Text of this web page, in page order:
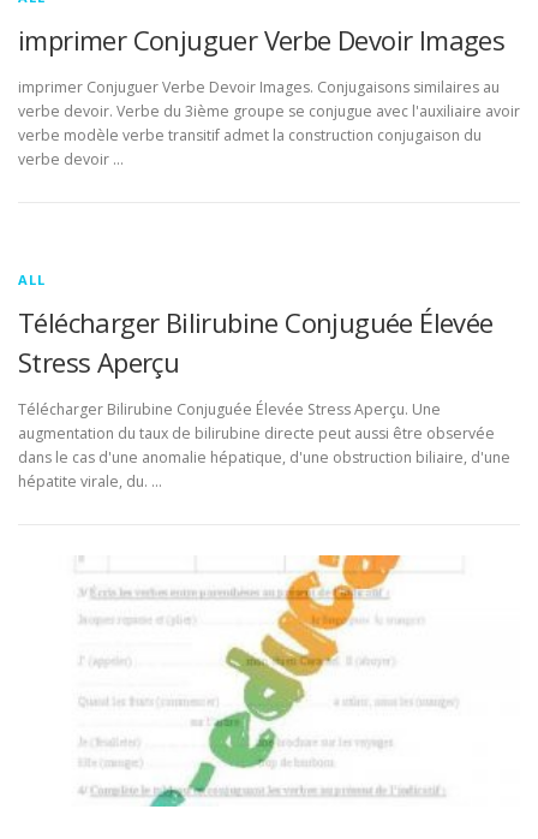
imprimer Conjuguer Verbe Devoir Images
imprimer Conjuguer Verbe Devoir Images. Conjugaisons similaires au
verbe devoir. Verbe du 3ième groupe se conjugue avec l'auxiliaire avoir
verbe modèle verbe transitif admet la construction conjugaison du
verbe devoir …
ALL
Télécharger Bilirubine Conjuguée Élevée
Stress Aperçu
Télécharger Bilirubine Conjuguée Élevée Stress Aperçu. Une
augmentation du taux de bilirubine directe peut aussi être observée
dans le cas d'une anomalie hépatique, d'une obstruction biliaire, d'une
hépatite virale, du. …